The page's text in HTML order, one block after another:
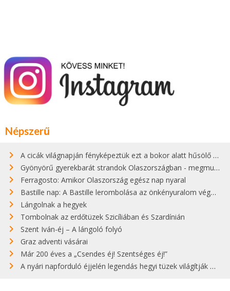
Népszerű
A cicák világnapján fényképeztük ezt a bokor alatt hűsölő cicát Kisorosziban
Gyönyörű gyerekbarát strandok Olaszországban - megmutatjuk a 15 legjobbat
Ferragosto: Amikor Olaszország egész nap nyaral
Bastille nap: A Bastille lerombolása az önkényuralom végét jelentette
Lángolnak a hegyek
Tombolnak az erdőtüzek Szicíliában és Szardínián
Szent Iván-éj – A lángoló folyó
Graz adventi vásárai
Már 200 éves a „Csendes éj! Szentséges éj!”
A nyári napforduló éjjelén legendás hegyi tüzek világítják meg Zugspitzét